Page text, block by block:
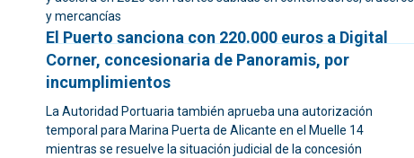
y mercancías
El Puerto sanciona con 220.000 euros a Digital
Corner, concesionaria de Panoramis, por
incumplimientos
La Autoridad Portuaria también aprueba una autorización
temporal para Marina Puerta de Alicante en el Muelle 14
mientras se resuelve la situación judicial de la concesión